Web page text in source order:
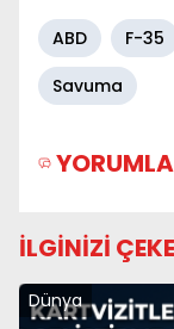
ABD F-35
Savuma
İLGİNİZİ
Dünya